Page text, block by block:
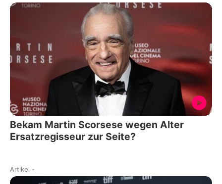
Bekam Martin Scorsese wegen Alter
Ersatzregisseur zur Seite?
Artikel -